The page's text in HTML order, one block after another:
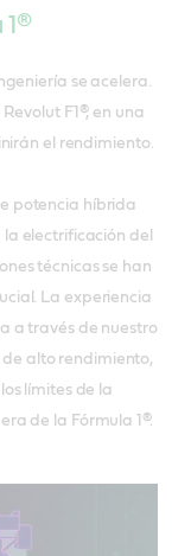
se acelera.
F1®, en una
el rendimiento.
potencia híbrida
electrificación del
técnicas se han
La experiencia
a través de nuestro
alto rendimiento,
límites de la
de la Fórmula 1®.